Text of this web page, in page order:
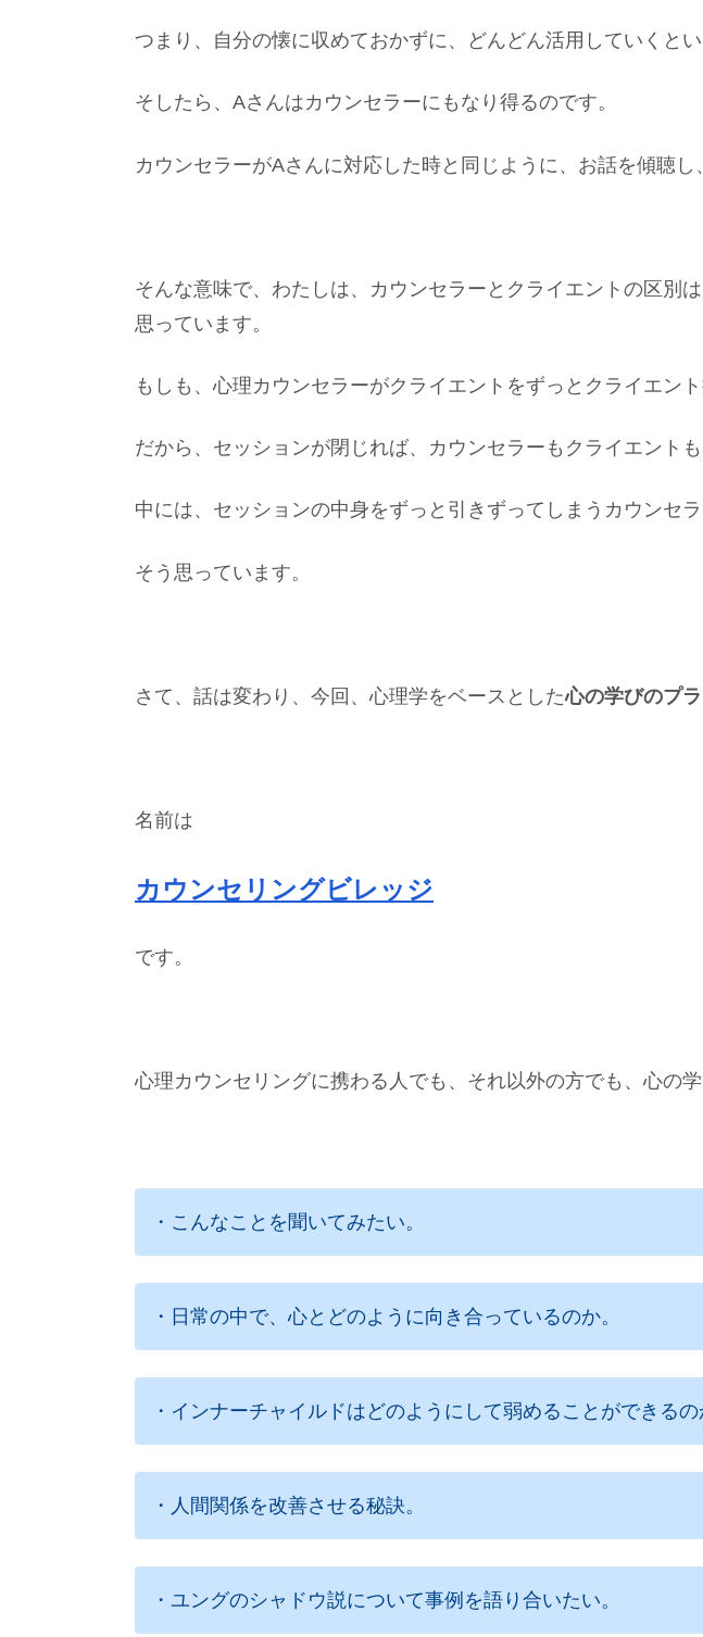
つまり、自分の懐に収めておかずに、どんどん活用していくとい
そしたら、Aさんはカウンセラーにもなり得るのです。
カウンセラーがAさんに対応した時と同じように、お話を傾聴
そんな意味で、わたしは、カウンセラーとクライエントの区別
思っています。
もしも、心理カウンセラーがクライエントをずっとクライエン
だから、セッションが閉じれば、カウンセラーもクライエントも
中には、セッションの中身をずっと引きずってしまうカウンセ
そう思っています。
さて、話は変わり、今回、心理学をベースとした心の学びのプ
名前は
カウンセリングビレッジ
です。
心理カウンセリングに携わる人でも、それ以外の方でも、心の
・こんなことを聞いてみたい。
・日常の中で、心とどのように向き合っているのか。
・インナーチャイルドはどのようにして弱めることができるの
・人間関係を改善させる秘訣。
・ユングのシャドウ説について事例を語り合いたい。